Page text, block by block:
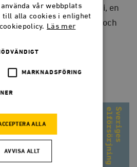
docent i fastighetsekonomi, en
på bostadspolitik och
vår webbplats
till alla cookies i enlighet
Läs mer
MARKNADSFÖRING
ALLA
AVVISA ALLT